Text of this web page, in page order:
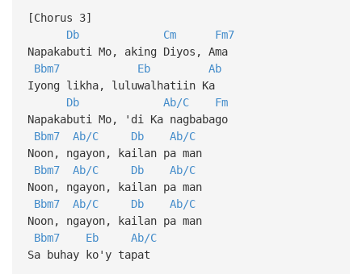
[Chorus 3]
Db
Cm
Fm7
Napakabuti Mo, aking Diyos, Ama
Bbm7
Eb
Ab
Iyong likha, luluwalhatiin Ka
Db
Ab/C
Fm
Napakabuti Mo, 'di Ka nagbabago
Bbm7
Ab/C Db
Ab/C
Noon, ngayon, kailan pa man
Bbm7
Ab/C Db
Ab/C
Noon, ngayon, kailan pa man
Bbm7
Ab/C Db
Ab/C
Noon, ngayon, kailan pa man
Bbm7
Eb
Ab/C
Sa buhay ko'y tapat